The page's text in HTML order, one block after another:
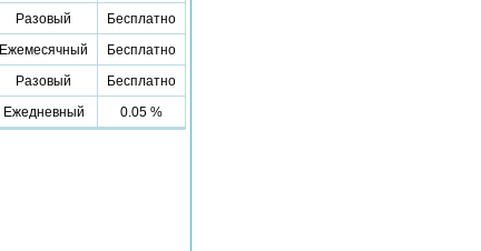
Разовый
Бесплатно
Ежемесячный
Бесплатно
Разовый
Бесплатно
Ежедневный 0.05 %